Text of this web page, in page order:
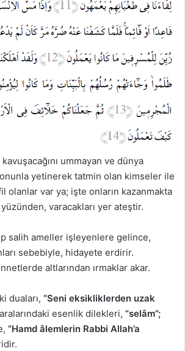
ummayan ve dünya
onunla yetinerek tatmin olan kimseler ile
olanlar var ya; işte onların kazanmakta
varacakları yer ateştir.
salih ameller işleyenlere gelince,
sebebiyle, hidayete erdirir.
altlarından ırmaklar akar.
duaları, “Seni eksikliklerden uzak
esenlik dilekleri, “selâm”;
“Hamd âlemlerin Rabbi Allah’a